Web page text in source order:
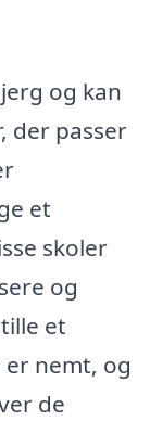
og kan
der passer
et
skoler
og
et
nemt, og
de